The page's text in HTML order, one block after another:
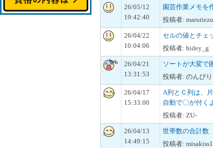
26/05/12
19:42:40
園芸作業メモを
投稿者: marutiezu
26/04/22
10:04:06
セルの値とチェ
投稿者: hidey_g
26/04/21
13:31:53
ソートが大変で
投稿者: のんびり
26/04/17
15:33:00
A列とＣ列は、
自動で〇が付く
投稿者: ZU-
26/04/13
14:49:15
世帯数の合計数
投稿者: